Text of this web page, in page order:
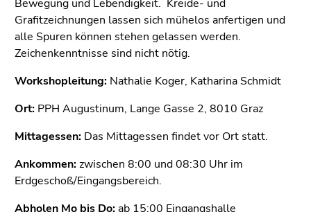
den
Seiteneinstellungen
(Benutzer/Sprache)
8)
Suche
(Zugriffstaste
Bewegung und Lebendigkeit. Kreide- und
Grafitzeichnungen lassen sich mühelos anfertigen und
alle Spuren können stehen gelassen werden.
Zeichenkenntnisse sind nicht nötig.
Workshopleitung: Nathalie Koger, Katharina Schmidt
Ort: PPH Augustinum, Lange Gasse 2, 8010 Graz
Mittagessen: Das Mittagessen findet vor Ort statt.
Ankommen:zwischen 8:00 und 08:30 Uhr im
Erdgeschoß/Eingangsbereich.
Abholen Mo bis Do:ab 15:00 Eingangshalle